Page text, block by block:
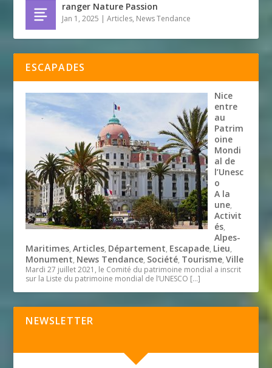
ranger Nature Passion
Jan 1, 2025 |Articles, News Tendance
ESCAPADES
Nice
entre
au
Patrim
oine
Mondi
al de
l’Unesc
o
A la
une,
Activit
és,
Alpes-
Maritimes,Articles, Département, Escapade, Lieu,
Monument, News Tendance, Société, Tourisme,Ville
Mardi 27 juillet 2021, le Comité du patrimoine mondial a inscrit
sur la Liste du patrimoine mondial de l’UNESCO […]
NEWSLETTER